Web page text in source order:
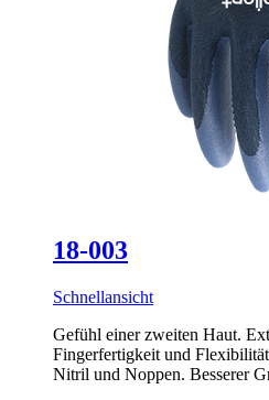
18-003
Schnellansicht
Gefühl einer zweiten Haut.
Fingerfertigkeit und
Nitril und Noppen. Besserer